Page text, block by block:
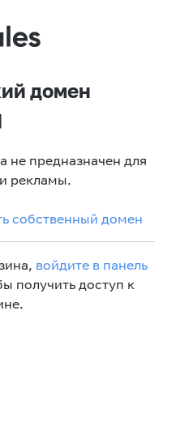
домен
не предназначен для
рекламы.
собственный домен
войдите в панель
получить доступ к